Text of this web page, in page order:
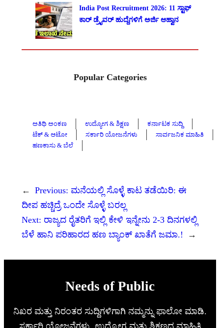
India Post Recruitment 2026: 11 ಸ್ಟಾಫ್
ಕಾರ್ ಡ್ರೈವರ್ ಹುದ್ದೆಗಳಿಗೆ ಅರ್ಜಿ ಆಹ್ವಾನ
Popular Categories
ಅತಿಥಿ ಅಂಕಣ ಉದ್ಯೋಗ & ಶಿಕ್ಷಣ
ಕರ್ನಾಟಕ ಸುದ್ದಿ
ಟೆಕ್ & ಆಟೋ
ಸರ್ಕಾರಿ ಯೋಜನೆಗಳು
ಸಾರ್ವಜನಿಕ ಮಾಹಿತಿ
ಹಣಕಾಸು & ಬೆಲೆ
← Previous: ಮನೆಯಲ್ಲಿ ಸೊಳ್ಳೆ ಕಾಟ ತಡೆಯಿರಿ: ಈ
ದೀಪ ಹಚ್ಚಿದ್ರೆ ಒಂದೇ ಸೊಳ್ಳೆ ಬರಲ್ಲ
Next: ರಾಜ್ಯದ ರೈತರಿಗೆ ಇಲ್ಲಿ ಕೇಳಿ ಇನ್ನೇನು 2-3 ದಿನಗಳಲ್ಲಿ
ಬೆಳೆ ಹಾನಿ ಪರಿಹಾರದ ಹಣ ಬ್ಯಾಂಕ್ ಖಾತೆಗೆ ಜಮಾ.!
→
Needs of Public
ನಿಖರ ಮತ್ತು ನಿರಂತರ ಸುದ್ದಿಗಳಿಗಾಗಿ ನಮ್ಮನ್ನು ಫಾಲೋ ಮಾಡಿ.